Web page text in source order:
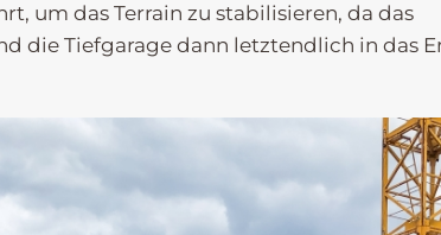
um das Terrain zu stabilisieren, da das
die Tiefgarage dann letztendlich in das